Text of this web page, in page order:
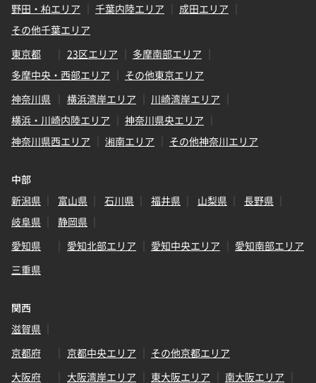
野田・柏エリア
千葉内陸エリア
成田エリア
その他千葉エリア
東京都
23区エリア
多摩南部エリア
多摩中央・西部エリア
その他東京エリア
神奈川県
横浜湾岸エリア
川崎湾岸エリア
横浜・川崎内陸エリア
神奈川県央エリア
神奈川県西エリア
湘南エリア その他神奈川エリア
中部
新潟県
富山県 石川県 福井県 山梨県
長野県
岐阜県
静岡県
愛知県
愛知北部エリア 愛知中央エリア
愛知南部エリア
三重県
関西
滋賀県
京都府
京都中央エリア
その他京都エリア
大阪府
大阪湾岸エリア 東大阪エリア
南大阪エリア